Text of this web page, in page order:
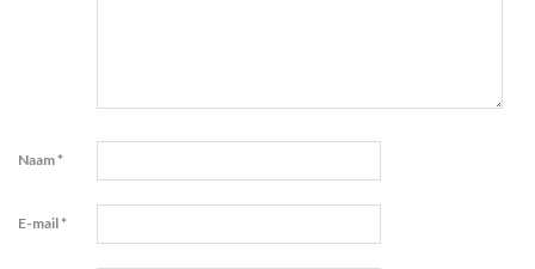
Naam*
E-mail*